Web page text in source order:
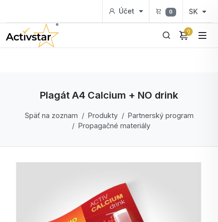
Účet 0 SK
0
Plagát A4 Calcium + NO drink
Späť na zoznam Produkty
Partnerský program
Propagačné materiály